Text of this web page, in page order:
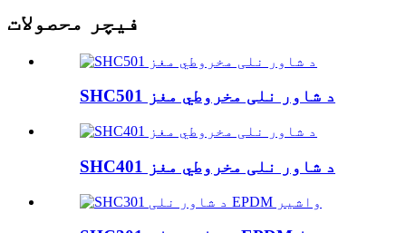
فیچر محصولات
SHC501 د شاور نلی مخروطي مغز
SHC401 د شاور نلی مخروطي مغز